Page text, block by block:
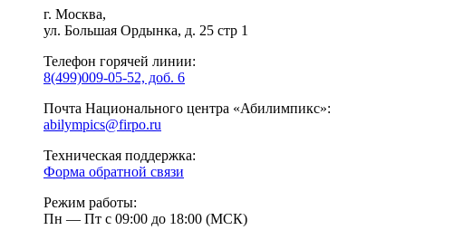
г. Москва,
ул. Большая Ордынка, д. 25 стр 1
Телефон горячей линии:
8(499)009-05-52, доб. 6
Почта Национального центра «Абилимпикс»:
abilympics@firpo.ru
Техническая поддержка:
Форма обратной связи
Режим работы:
Пн — Пт с 09:00 до 18:00 (МСК)